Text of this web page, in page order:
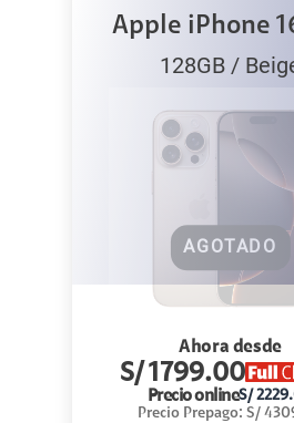
Apple iPhone
128GB /
AGOTADO
Ahora desde
S/1799.00
Precio onlineS/
Precio Prepago: S/